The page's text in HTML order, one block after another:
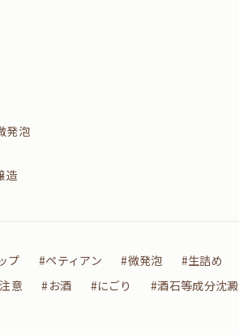
発泡
造
プ #ペティアン #微発泡
#生詰め
意 #お酒 #にごり
#酒石等成分沈澱